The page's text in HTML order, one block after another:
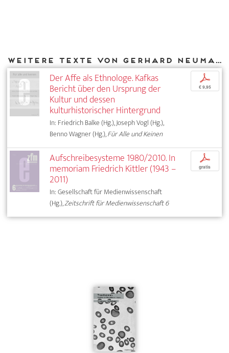
Weitere Texte von Gerhard Neumann bei DIAPHANES
Der Affe als Ethnologe. Kafkas
Bericht über den Ursprung der
Kultur und dessen
kulturhistorischer Hintergrund
In: Friedrich Balke (Hg.), Joseph Vogl (Hg.),
Benno Wagner (Hg.),Für Alle und Keinen
p
€ 9,95
Aufschreibesysteme 1980/2010. In
memoriam Friedrich Kittler (1943 –
2011)
In: Gesellschaft für Medienwissenschaft
(Hg.),Zeitschrift für Medienwissenschaft 6
p
gratis